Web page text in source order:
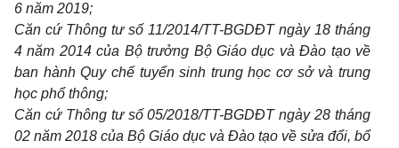
6 năm 2019;
Căn cứ Thông tư số 11/2014/TT-BGDĐT ngày 18 tháng
4 năm 2014 của Bộ trưởng Bộ Giáo dục và Đào tạo về
ban hành Quy chế tuyển sinh trung học cơ sở và trung
học phổ thông;
Căn cứ Thông tư số 05/2018/TT-BGDĐT ngày 28 tháng
02 năm 2018 của Bộ Giáo dục và Đào tạo về sửa đổi, bổ